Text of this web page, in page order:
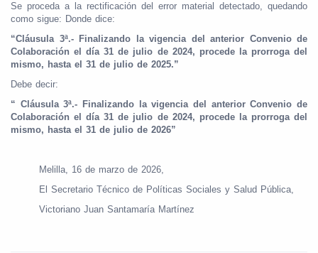
Se proceda a la rectificación del error material detectado, quedando
como sigue: Donde dice:
“Cláusula 3ª.- Finalizando la vigencia del anterior Convenio de
Colaboración el día 31 de julio de 2024, procede la prorroga del
mismo, hasta el 31 de julio de 2025.”
Debe decir:
“ Cláusula 3ª.- Finalizando la vigencia del anterior Convenio de
Colaboración el día 31 de julio de 2024, procede la prorroga del
mismo, hasta el 31 de julio de 2026”
Melilla, 16 de marzo de 2026,
El Secretario Técnico de Políticas Sociales y Salud Pública,
Victoriano Juan Santamaría Martínez